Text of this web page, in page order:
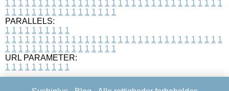
1 1 1 1 1 1 1 1 1 1 1 1 1 1 1 1 1 1 1 1 1 1 1 1 1 1 1 1 1 1 1 1 1
1 1 1 1 1 1 1 1 1 1 1 1 1 1 1 1 1
PARALLELS:
1 1 1 1 1 1 1 1 1 1
1 1 1 1 1 1 1 1 1 1 1 1 1 1 1 1 1 1 1 1 1 1 1 1 1 1 1 1 1 1 1 1 1
1 1 1 1 1 1 1 1 1 1 1 1 1 1 1 1 1
URL PARAMETER:
1 1 1 1 1 1 1 1 1 1